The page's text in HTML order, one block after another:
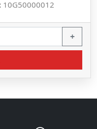
10G50000012
+